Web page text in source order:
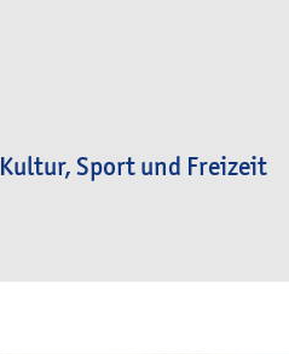
Kultur, Sport und Freizeit